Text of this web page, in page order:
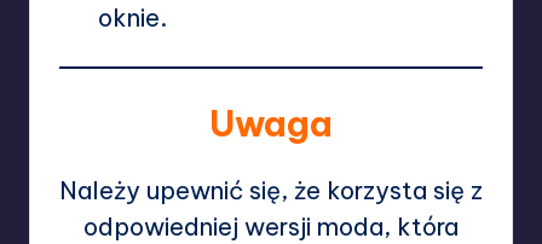
oknie.
Uwaga
Należy upewnić się, że korzysta się z
odpowiedniej wersji moda, która